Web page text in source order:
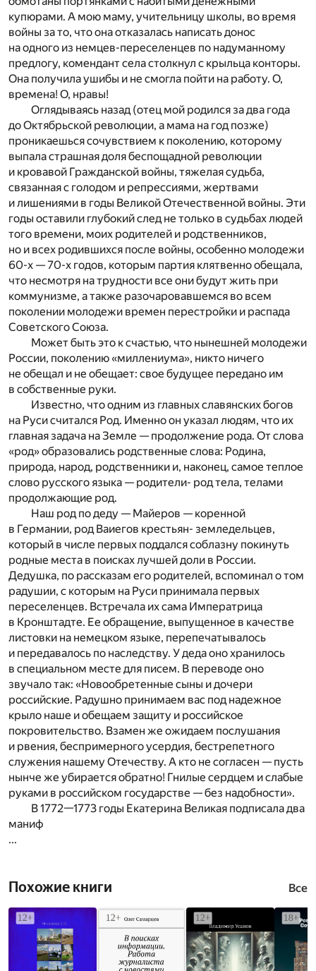
купюрами. А мою маму, учительницу школы, во время
войны за то, что она отказалась написать донос
на одного из немцев-переселенцев по надуманному
предлогу, комендант села столкнул с крыльца конторы.
Она получила ушибы и не смогла пойти на работу. О,
времена! О, нравы!
Оглядываясь назад (отец мой родился за два года
до Октябрьской революции, а мама на год позже)
проникаешься сочувствием к поколению, которому
выпала страшная доля беспощадной революции
и кровавой Гражданской войны, тяжелая судьба,
связанная с голодом и репрессиями, жертвами
и лишениями в годы Великой Отечественной войны. Эти
годы оставили глубокий след не только в судьбах людей
того времени, моих родителей и родственников,
но и всех родившихся после войны, особенно молодежи
60-х — 70-х годов, которым партия клятвенно обещала,
что несмотря на трудности все они будут жить при
коммунизме, а также разочаровавшемся во всем
поколении молодежи времен перестройки и распада
Советского Союза.
Может быть это к счастью, что нынешней молодежи
России, поколению «миллениума», никто ничего
не обещал и не обещает: свое будущее передано им
в собственные руки.
Известно, что одним из главных славянских богов
на Руси считался Род. Именно он указал людям, что их
главная задача на Земле — продолжение рода. От слова
«род» образовались родственные слова: Родина,
природа, народ, родственники и, наконец, самое теплое
слово русского языка — родители- род тела, телами
продолжающие род.
Наш род по деду — Майеров — коренной
в Германии, род Ваиегов крестьян- земледельцев,
который в числе первых поддался соблазну покинуть
родные места в поисках лучшей доли в России.
Дедушка, по рассказам его родителей, вспоминал о том
радушии, с которым на Руси принимала первых
переселенцев. Встречала их сама Императрица
в Кронштадте. Ее обращение, выпущенное в качестве
листовки на немецком языке, перепечатывалось
и передавалось по наследству. У деда оно хранилось
в специальном месте для писем. В переводе оно
звучало так: «Новообретенные сыны и дочери
российские. Радушно принимаем вас под надежное
крыло наше и обещаем защиту и российское
покровительство. Взамен же ожидаем послушания
и рвения, беспримерного усердия, бестрепетного
служения нашему Отечеству. А кто не согласен — пусть
нынче же убирается обратно! Гнилые сердцем и слабые
руками в российском государстве — без надобности».
В 1772—1773 годы Екатерина Великая подписала два
маниф
...
Похожие книги Все